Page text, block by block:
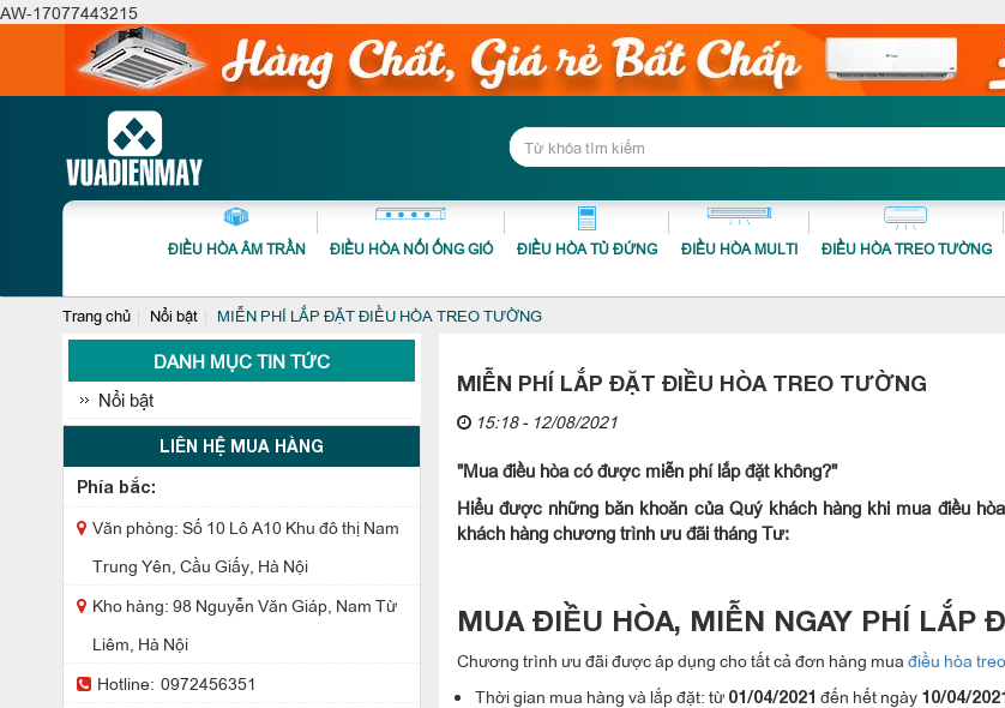
AW-17077443215
ĐIỀU HÒA ÂM TRẦN ĐIỀU HÒA NỐI ỐNG GIÓ ĐIỀU HÒA TỦ ĐỨNG ĐIỀU HÒA MULTI ĐIỀU HÒA TREO TƯỜNG
Trang chủ Nổi bật MIỄN PHÍ LẮP ĐẶT ĐIỀU HÒA TREO TƯỜNG
DANH MỤC TIN TỨC
Nổi bật
LIÊN HỆ MUA HÀNG
Phía bắc:
Văn phòng: Số 10 Lô A10 Khu đô thị Nam
Trung Yên, Cầu Giấy, Hà Nội
Kho hàng: 98 Nguyễn Văn Giáp, Nam Từ
Liêm, Hà Nội
Hotline: 0972456351
MIỄN PHÍ LẮP ĐẶT ĐIỀU HÒA TREO TƯỜNG
15:18 - 12/08/2021
"Mua điều hòa có được miễn phí lắp đặt không?"
Hiểu được những băn khoăn của Quý khách hàng khi mua điều
khách hàng chương trình ưu đãi tháng Tư:
MUA ĐIỀU HÒA, MIỄN NGAY PHÍ LẮP
Chương trình ưu đãi được áp dụng cho tất cả đơn hàng mua điều hòa
Thời gian mua hàng và lắp đặt: từ 01/04/2021 đến hết ngày 10/04/